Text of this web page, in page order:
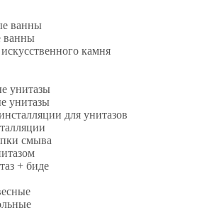
ванны
ванны
камня
унитазы
унитазы
для унитазов
смыва
+ биде